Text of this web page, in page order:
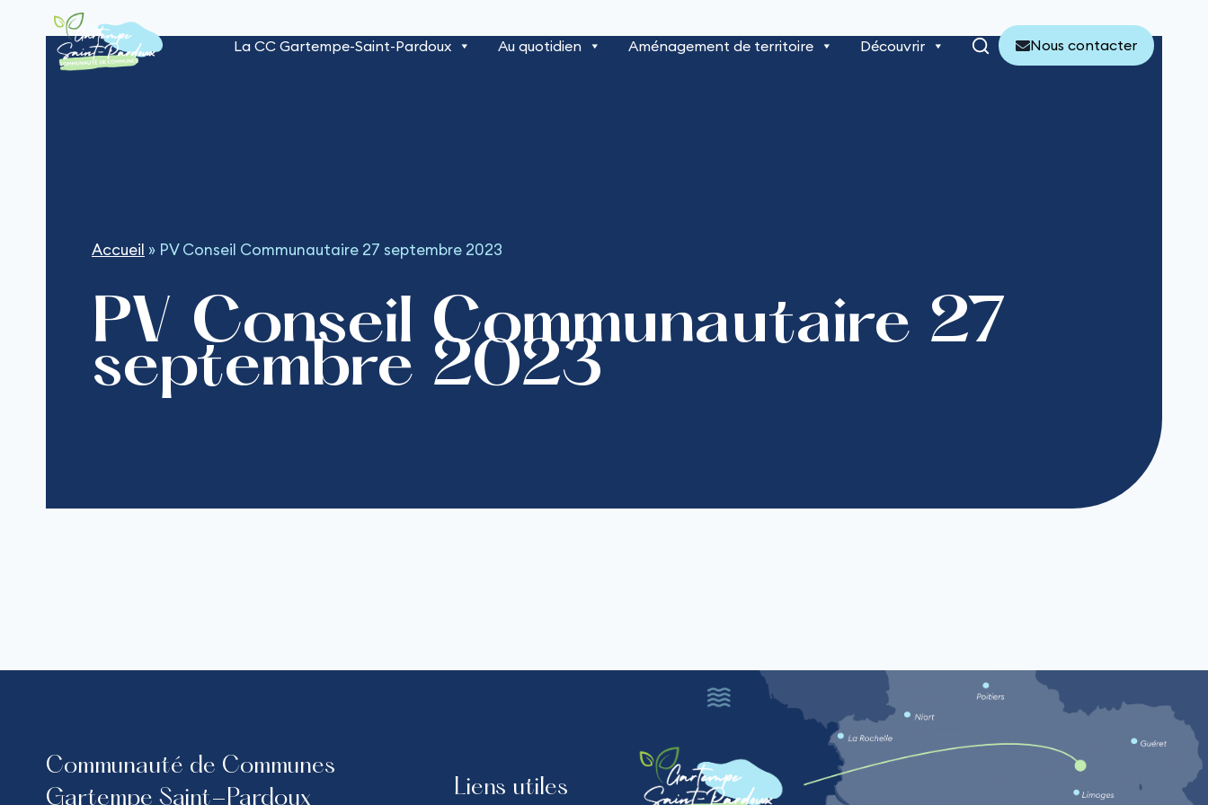
contenu
La CC Gartempe-Saint-Pardoux Au quotidien Aménagement de territoire Découvrir Nous contacter
Accueil » PV Conseil Communautaire 27 septembre 2023
PV Conseil Communautaire 27
septembre 2023
Communauté de Communes
Gartempe Saint-Pardoux
Liens utiles